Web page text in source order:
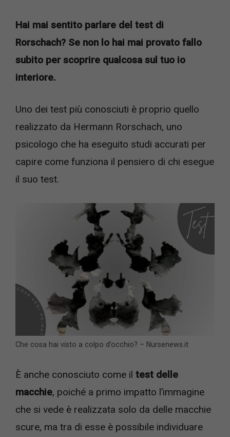
Hai mai sentito parlare del test di
Rorschach? Se non lo hai mai provato fallo
subito per scoprire qualcosa sul tuo io
interiore.
Uno dei test più conosciuti è proprio quello
realizzato da Hermann Rorschach, uno
psicologo che ha eseguito studi accurati per
capire come funziona il pensiero di chi esegue
il suo test.
Che cosa hai visto a colpo d’occhio? – Nursenews.it
È anche conosciuto come il test delle
macchie, poiché a primo impatto l’immagine
che si vede è realizzata solo da delle macchie
scure, ma tra di esse è possibile individuare